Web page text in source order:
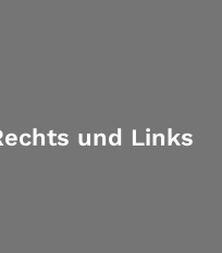
und Links